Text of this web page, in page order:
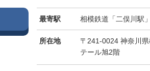
最寄駅 相模鉄道「二俣川駅
所在地
〒241-0024 神奈川
テール旭2階